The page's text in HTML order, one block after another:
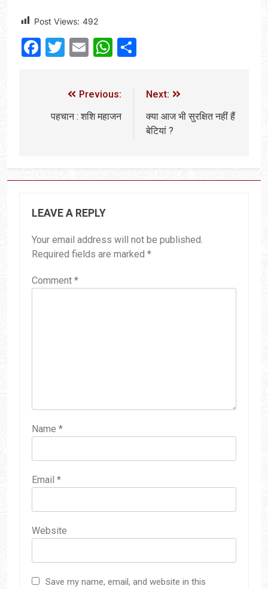
Post Views: 492
Facebook
Twitter
EmailWhatsApp
Previous:
पहचान : शशि महाजन
Next:
क्या आज भी सुरक्षित नहीं हैं
बेटियां ?
LEAVE A REPLY
Your email address will not be published.
Required fields are marked *
Comment *
Name *
Email *
Website
Save my name, email, and website in this